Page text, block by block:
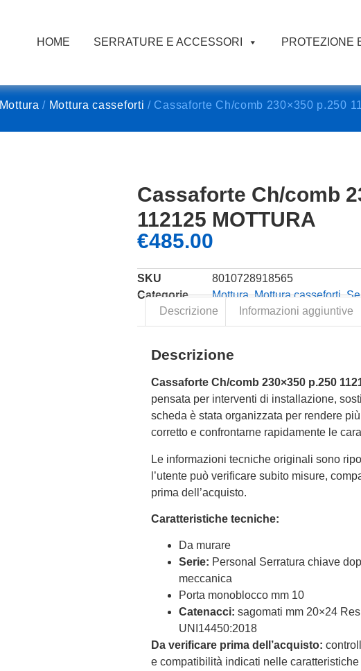
HOME SERRATURE E ACCESSORI PROTEZIONE
Mottura / Mottura casseforti / Cassaforte Ch/comb 230×350 p.250
Cassaforte Ch/comb
112125 MOTTURA
€485.00
SKU
8010728918565
Categorie
Mottura,Mottura casseforti,
Descrizione
Informazioni aggiuntive
Descrizione
Cassaforte Ch/comb 230×350 p.250
pensata per interventi di installazione,
scheda è stata organizzata per rendere
corretto e confrontarne rapidamente le
Le informazioni tecniche originali sono
l’utente può verificare subito misure,
prima dell’acquisto.
Caratteristiche tecniche:
Da murare
Serie: Personal Serratura chiave
meccanica
Porta monoblocco mm 10
Catenacci: sagomati mm 20×24
UNI14450:2018
Da verificare prima dell’acquisto:
e compatibilità indicati nelle caratteristiche